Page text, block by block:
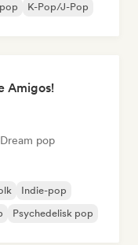
K-Pop/J-Pop
Amigos!
Dream pop
Indie-pop
Psychedelisk pop